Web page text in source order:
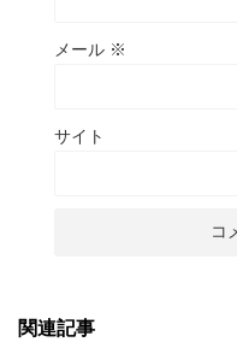
メール ※
サイト
関連記事